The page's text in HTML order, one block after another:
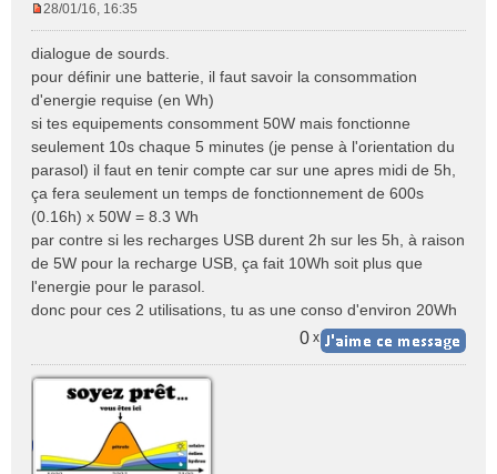
s
s
a
g
e
n
l
u
28/01/16, 16:35
dialogue de sourds.
pour définir une batterie, il faut savoir la consommation
d'energie requise (en Wh)
si tes equipements consomment 50W mais fonctionne
seulement 10s chaque 5 minutes (je pense à l'orientation du
parasol) il faut en tenir compte car sur une apres midi de 5h,
ça fera seulement un temps de fonctionnement de 600s
(0.16h) x 50W = 8.3 Wh
par contre si les recharges USB durent 2h sur les 5h, à raison
de 5W pour la recharge USB, ça fait 10Wh soit plus que
l'energie pour le parasol.
donc pour ces 2 utilisations, tu as une conso d'environ 20Wh
0 x